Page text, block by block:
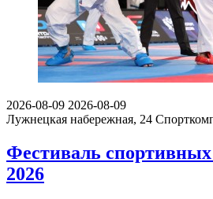
2026-08-09 2026-08-09
Лужнецкая набережная, 24
Фестиваль спортивных
2026